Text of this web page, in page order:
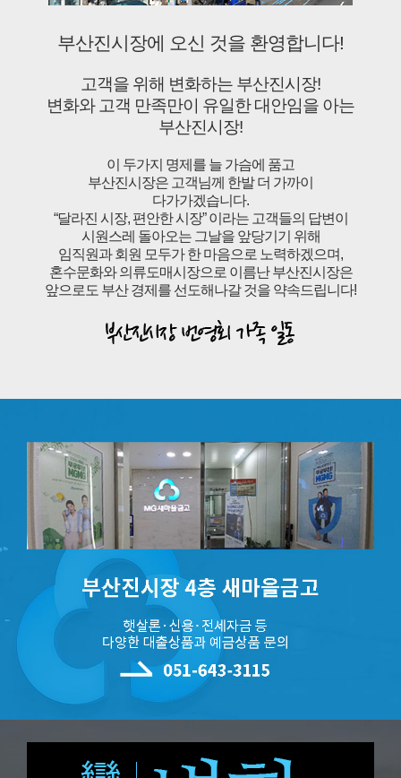
부산진시장에 오신 것을 환영합니다!
고객을 위해 변화하는 부산진시장!
변화와 고객 만족만이 유일한 대안임을 아는
부산진시장!
이 두가지 명제를 늘 가슴에 품고
부산진시장은 고객님께 한발 더 가까이
다가가겠습니다.
“달라진 시장, 편안한 시장” 이라는 고객들의 답변이
시원스레 돌아오는 그날을 앞당기기 위해
임직원과 회원 모두가 한 마음으로 노력하겠으며,
혼수문화와 의류도매시장으로 이름난 부산진시장은
앞으로도 부산 경제를 선도해나갈 것을 약속드립니다!